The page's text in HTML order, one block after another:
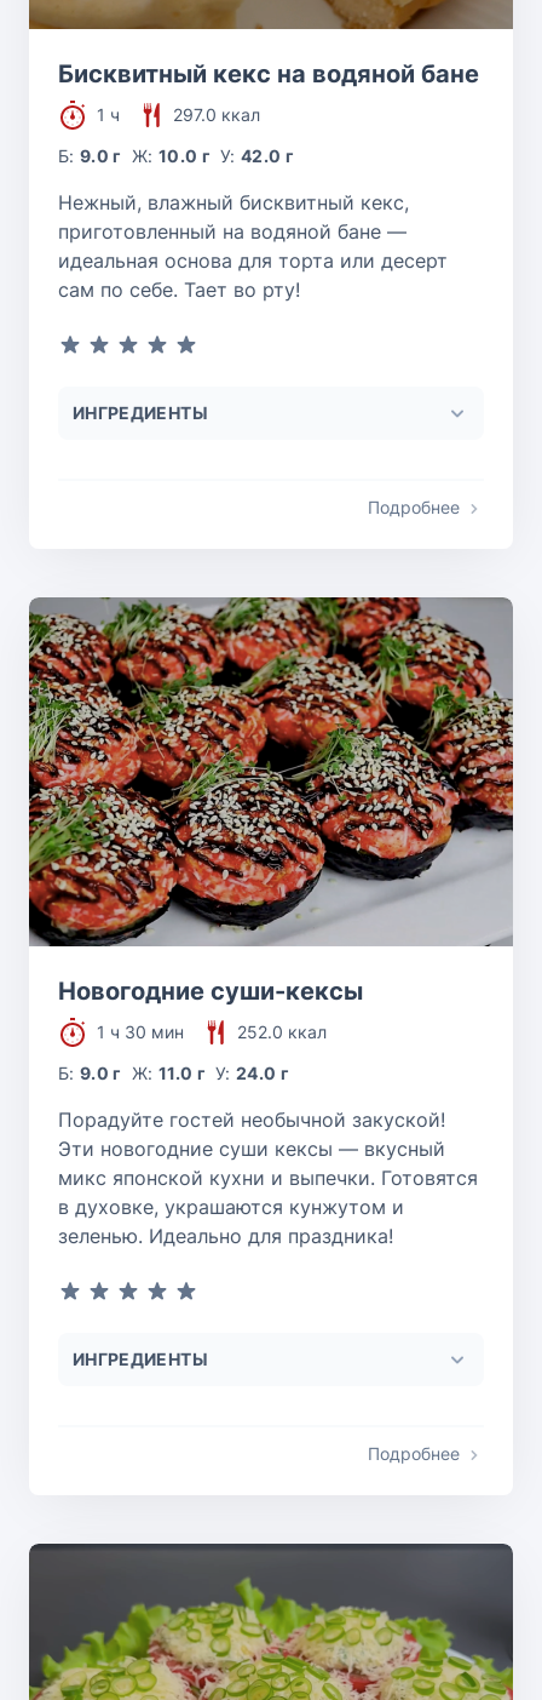
Бисквитный кекс на водяной бане
1 ч
297.0 ккал
Б:9.0 г Ж: 10.0 г У:42.0 г
Нежный, влажный бисквитный кекс,
приготовленный на водяной бане —
идеальная основа для торта или десерт
сам по себе. Тает во рту!
ИНГРЕДИЕНТЫ
Подробнее
Новогодние суши-кексы
1 ч 30 мин
252.0 ккал
Б:9.0 г Ж: 11.0 г У:24.0 г
Порадуйте гостей необычной закуской!
Эти новогодние суши кексы — вкусный
микс японской кухни и выпечки. Готовятся
в духовке, украшаются кунжутом и
зеленью. Идеально для праздника!
ИНГРЕДИЕНТЫ
Подробнее